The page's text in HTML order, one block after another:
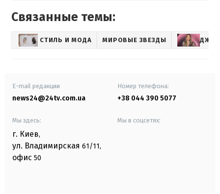
Связанные темы:
СТИЛЬ И МОДА МИРОВЫЕ ЗВЕЗДЫ
E-mail редакции
news24@24tv.com.ua
Номер телефона:
+38 044 390 5077
Мы здесь:
г. Киев,
ул. Владимирская 61/11,
офис 50
Мы в соцсетях: